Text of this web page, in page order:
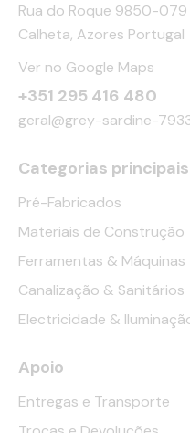
Rua do Roque 9850-079
Calheta, Azores Portugal
Ver no Google Maps
+351 295 416 480
geral@grey-sardine-
Categorias principais
Pré-Fabricados
Materiais de Construção
Ferramentas & Máquinas
Canalização & Sanitários
Electricidade &
Apoio
Entregas e Transporte